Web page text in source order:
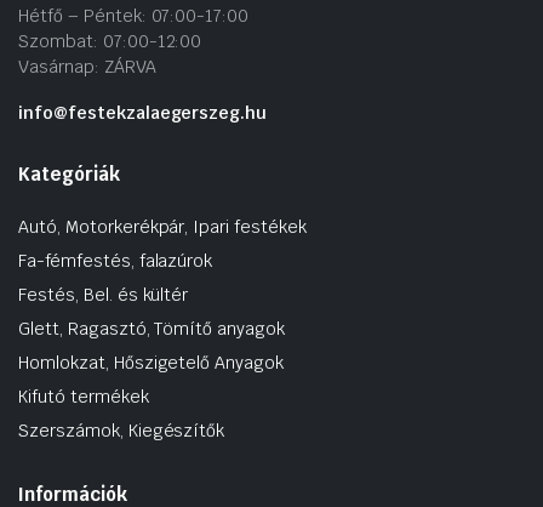
Hétfő – Péntek: 07:00-17:00
Szombat: 07:00-12:00
Vasárnap: ZÁRVA
info@festekzalaegerszeg.hu
Kategóriák
Autó, Motorkerékpár, Ipari festékek
Fa-fémfestés, falazúrok
Festés, Bel. és kültér
Glett, Ragasztó, Tömítő anyagok
Homlokzat, Hőszigetelő Anyagok
Kifutó termékek
Szerszámok, Kiegészítők
Információk